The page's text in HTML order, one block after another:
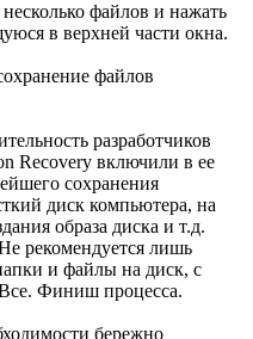
файлов и нажать
в верхней части окна.
файлов
разработчиков
Recovery включили в ее
сохранения
диск компьютера, на
образа диска и т.д.
рекомендуется лишь
и файлы на диск, с
Финиш процесса.
бережно